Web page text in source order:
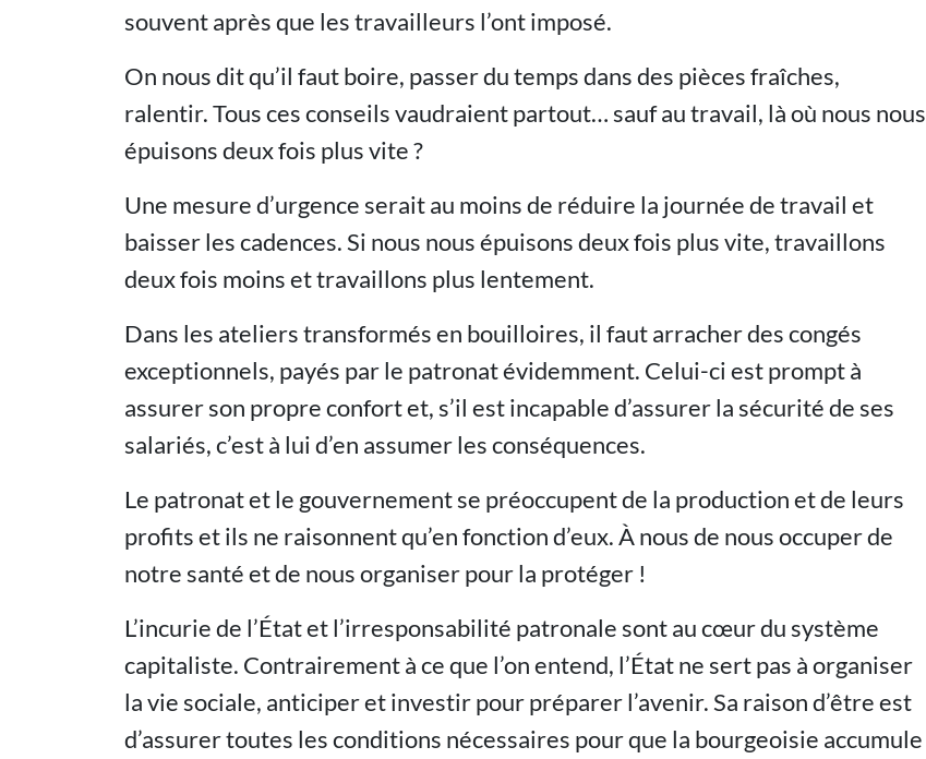
souvent après que les travailleurs l’ont imposé.
On nous dit qu’il faut boire, passer du temps dans des pièces fraîches,
ralentir. Tous ces conseils vaudraient partout… sauf au travail, là où nous nous
épuisons deux fois plus vite ?
Une mesure d’urgence serait au moins de réduire la journée de travail et
baisser les cadences. Si nous nous épuisons deux fois plus vite, travaillons
deux fois moins et travaillons plus lentement.
Dans les ateliers transformés en bouilloires, il faut arracher des congés
exceptionnels, payés par le patronat évidemment. Celui-ci est prompt à
assurer son propre confort et, s’il est incapable d’assurer la sécurité de ses
salariés, c’est à lui d’en assumer les conséquences.
Le patronat et le gouvernement se préoccupent de la production et de leurs
profits et ils ne raisonnent qu’en fonction d’eux. À nous de nous occuper de
notre santé et de nous organiser pour la protéger !
L’incurie de l’État et l’irresponsabilité patronale sont au cœur du système
capitaliste. Contrairement à ce que l’on entend, l’État ne sert pas à organiser
la vie sociale, anticiper et investir pour préparer l’avenir. Sa raison d’être est
d’assurer toutes les conditions nécessaires pour que la bourgeoisie accumule